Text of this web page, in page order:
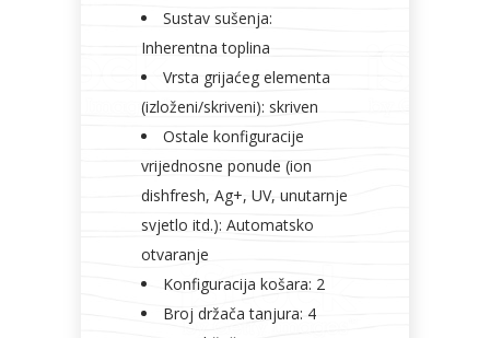
Sustav sušenja:
Inherentna toplina
Vrsta grijaćeg elementa
(izloženi/skriveni): skriven
Ostale konfiguracije
vrijednosne ponude (ion
dishfresh, Ag+, UV, unutarnje
svjetlo itd.): Automatsko
otvaranje
Konfiguracija košara: 2
Broj držača tanjura: 4